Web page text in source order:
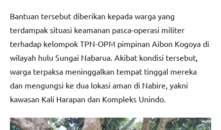
Bantuan tersebut diberikan kepada warga yang
terdampak situasi keamanan pasca-operasi militer
terhadap kelompok TPN-OPM pimpinan Aibon Kogoya di
wilayah hulu Sungai Nabarua. Akibat kondisi tersebut,
warga terpaksa meninggalkan tempat tinggal mereka
dan mengungsi ke dua lokasi aman di Nabire, yakni
kawasan Kali Harapan dan Kompleks Unindo.